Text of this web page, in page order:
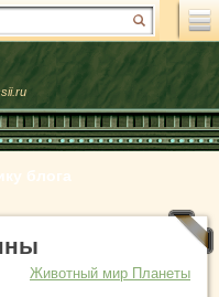
блога
Животный мир Планеты